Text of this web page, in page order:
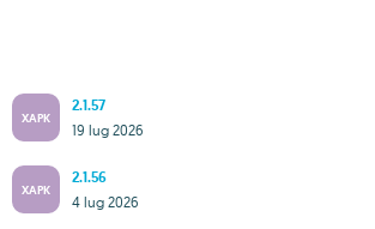
XAPK
2.1.57
19 lug 2026
XAPK
2.1.56
4 lug 2026